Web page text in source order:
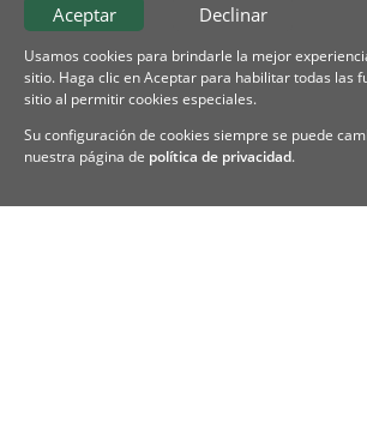
Declinar
Aceptar
Usamos cookies para brindarle la mejor
sitio. Haga clic en Aceptar para habilitar todas las
sitio al permitir cookies especiales.
Su configuración de cookies siempre se puede
nuestra página de política de privacidad.